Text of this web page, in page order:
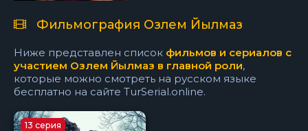
Фильмография Озлем Йылмаз
Ниже представлен список фильмов и сериалов с
участием Озлем Йылмаз в главной роли,
которые можно смотреть на русском языке
бесплатно на сайте TurSerial.online.
13 серия